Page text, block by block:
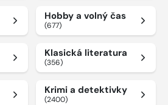
Hobby a volný čas
(677)
Klasická literatura
(356)
Krimi a detektivky
(2400)